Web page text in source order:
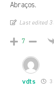
Abraços.
Last edited 3
7
vdts 3